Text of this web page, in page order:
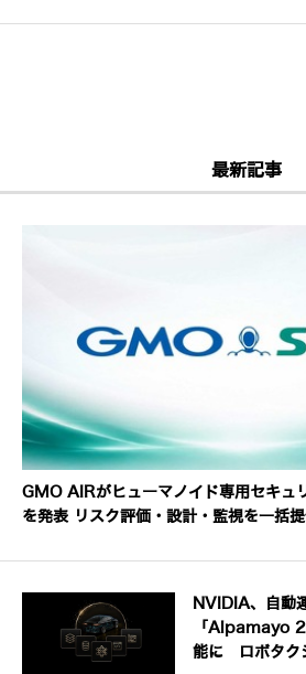
最新記事
GMO AIRがヒューマノイド専用セキュ
を発表 リスク評価・設計・監視を一括
NVIDIA、自動
「Alpamayo
能に ロボタク